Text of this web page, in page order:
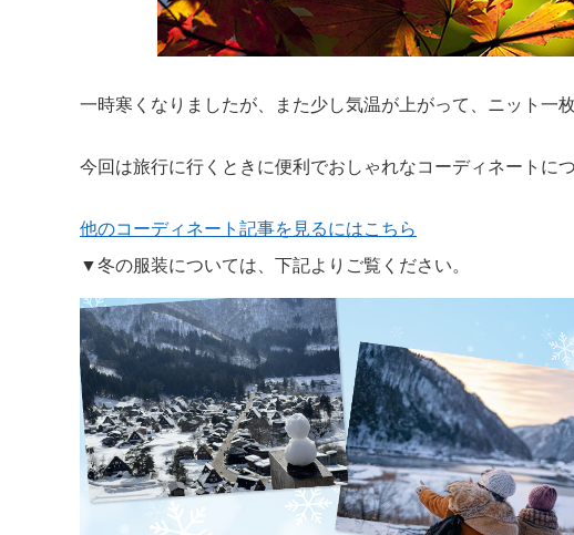
一時寒くなりましたが、また少し気温が上がって、ニット一
今回は旅行に行くときに便利でおしゃれなコーディネートに
他のコーディネート記事を見るにはこちら
▼冬の服装については、下記よりご覧ください。